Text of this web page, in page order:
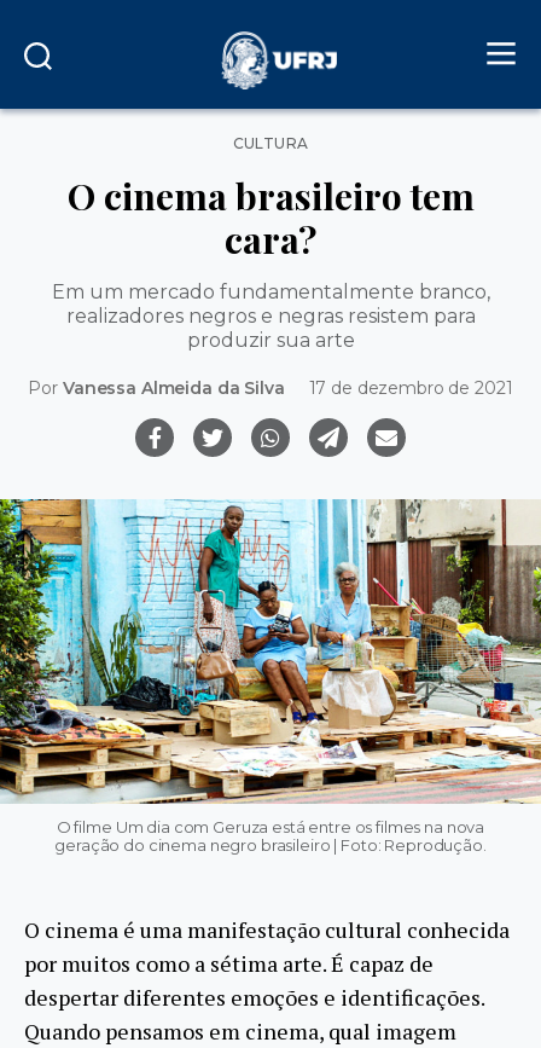
Categorias
CULTURA
O cinema brasileiro tem
cara?
Em um mercado fundamentalmente branco,
realizadores negros e negras resistem para
produzir sua arte
Por Vanessa Almeida da Silva 17 de dezembro de 2021
O filme Um dia com Geruza está entre os filmes na nova
geração do cinema negro brasileiro | Foto: Reprodução.
O cinema é uma manifestação cultural conhecida
por muitos como a sétima arte. É capaz de
despertar diferentes emoções e identificações.
Quando pensamos em cinema, qual imagem